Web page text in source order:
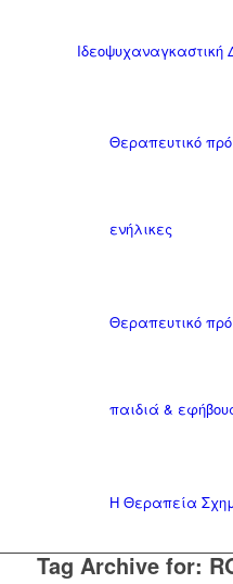
Ιδεοψυχαναγκαστική
Θεραπευτικό
ενήλικες
Θεραπευτικό
παιδιά &
Η Θεραπεία
Tag Archive for: